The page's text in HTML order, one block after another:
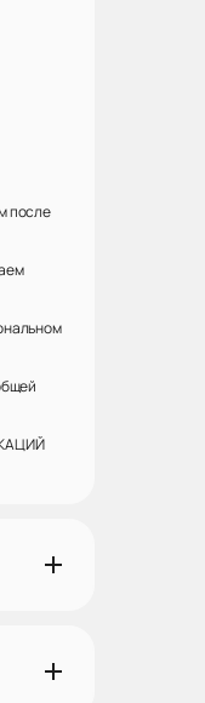
после